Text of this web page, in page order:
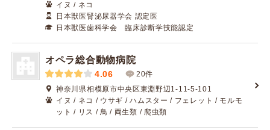
イヌ / ネコ
日本獣医腎泌尿器学会 認定医
日本獣医歯科学会 臨床診断学技能認定
オペラ総合動物病院
4.06
20件
神奈川県相模原市中央区東淵野辺1-11-5-101
イヌ / ネコ / ウサギ / ハムスター / フェレット / モルモ
ット / リス / 鳥 / 両生類 / 爬虫類